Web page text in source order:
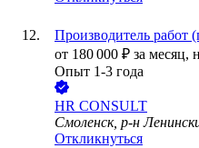
Производитель работ
от 180 000 ₽ за месяц,
Опыт 1-3 года
HR CONSULT
Смоленск, р-н
Откликнуться